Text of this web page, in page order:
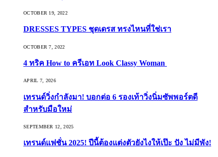
OCTOBER 19, 2022
DRESSES TYPES ชุดเดรส ทรงไหนที่ใช่เรา
OCTOBER 7, 2022
4 ทริค How to ครีเอท Look Classy Woman
APRIL 7, 2026
เทรนด์วิ่งกำลังมา! บอกต่อ 6 รองเท้าวิ่งนิ่มซัพพอร์ตดี
สำหรับมือใหม่
SEPTEMBER 12, 2025
เทรนด์แฟชั่น 2025! ปีนี้ต้องแต่งตัวยังไงให้เป๊ะ ปัง ไม่มีพัง!